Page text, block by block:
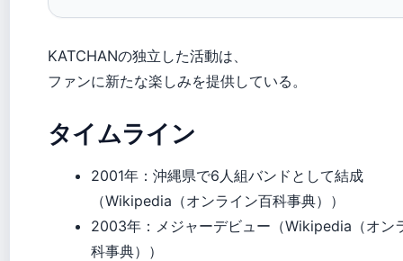
KATCHANの独立した活動は、
ファンに新たな楽しみを提供している。
タイムライン
2001年 ：沖縄県で6人組バンドとして結成
（Wikipedia（オンライン百科事典））
2003年 ：メジャーデビュー（Wikipedia（オン
科事典））